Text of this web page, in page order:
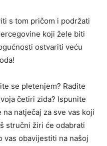
s tom pričom i podržati
koji žele biti
ostvariti veću
se pletenjem? Radite
četiri zida? Ispunite
na natječaj za sve vas koji
stručni žiri će odabrati
vas obavijestiti na našoj